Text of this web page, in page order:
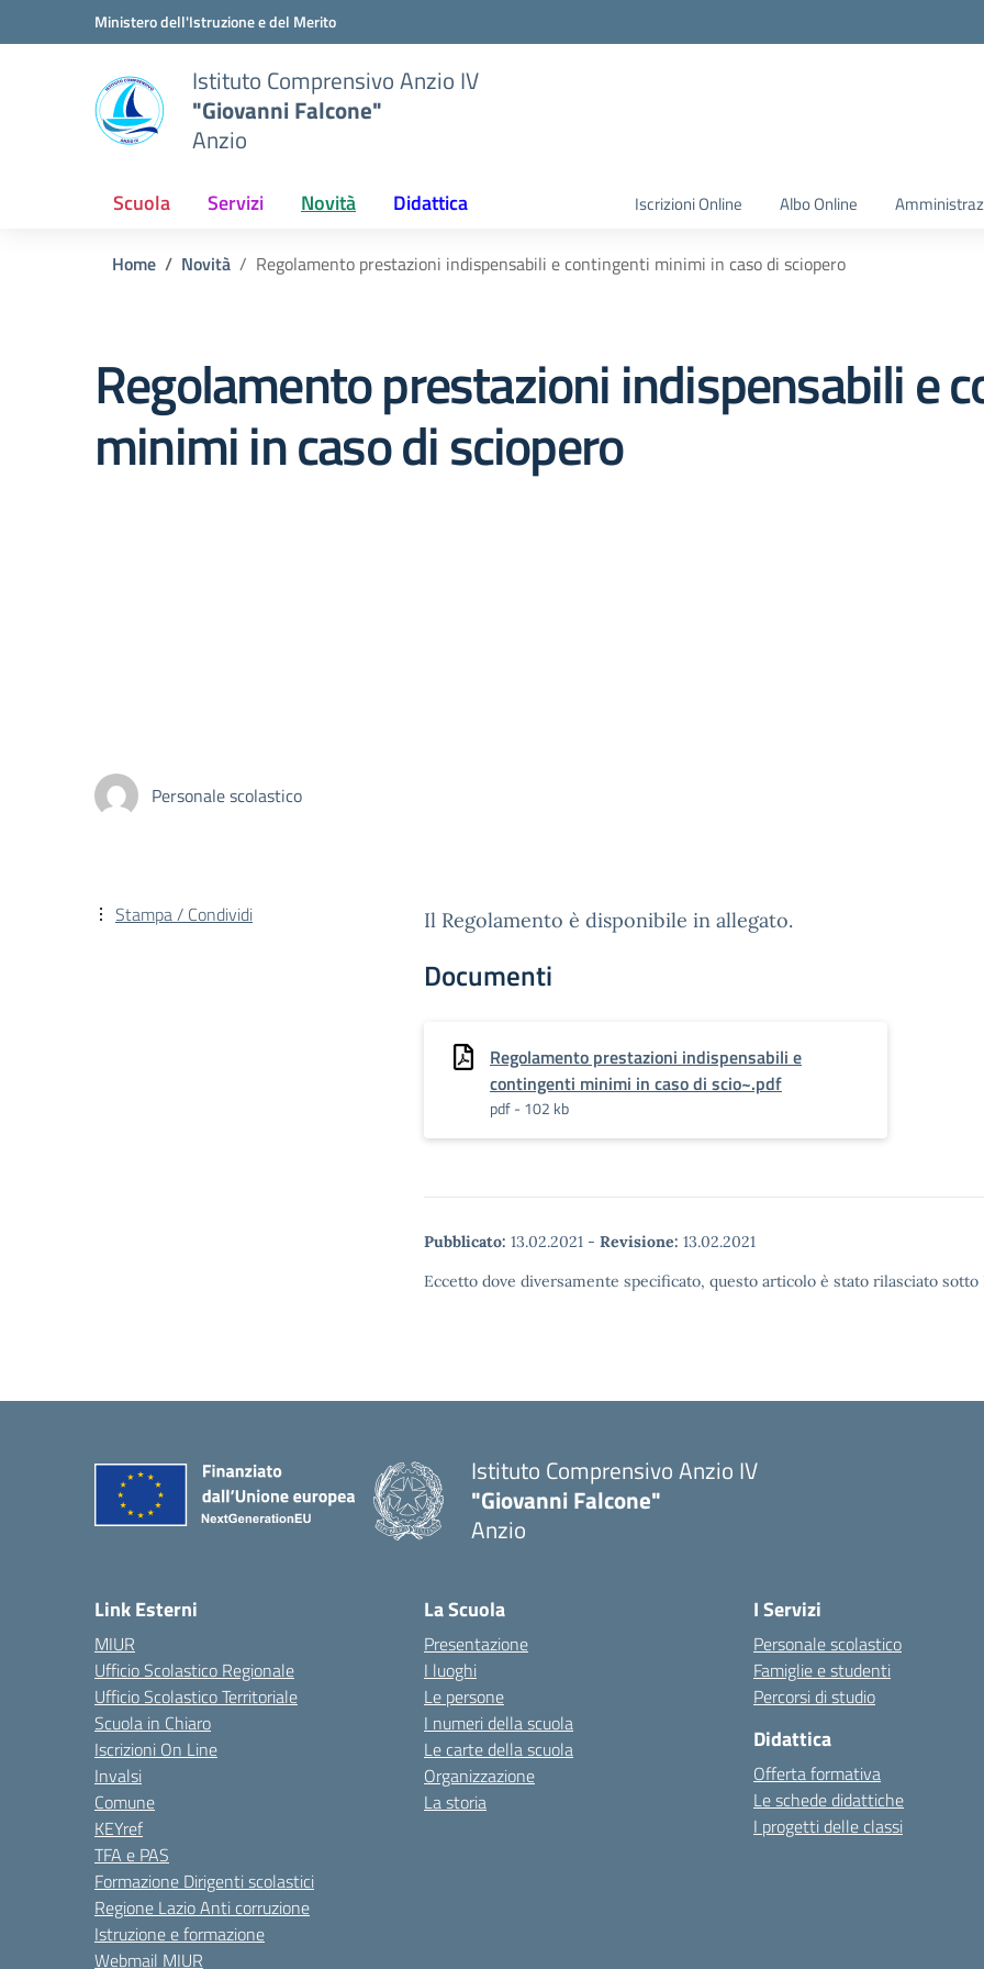
Vai ai contenuti
Vai al menu di navigazioneMinistero dell'Istruzione e del Merito
Istituto Comprensivo Anzio IV
"Giovanni Falcone"
Anzio
Scuola Servizi Novità Didattica Iscrizioni Online Albo Online
Home Novità Regolamento prestazioni indispensabili e contingenti minimi in caso di sciopero
Regolamento prestazioni indispensabili e
minimi in caso di sciopero
Personale scolastico
Il Regolamento è disponibile in allegato.
Documenti
Regolamento prestazioni indispensabili e
contingenti minimi in caso di scio~.pdf
pdf - 102 kb
Pubblicato: 13.02.2021 - Revisione: 13.02.2021
Eccetto dove diversamente specificato, questo articolo è stato rilasciato
Stampa / Condividi
Istituto Comprensivo Anzio IV
"Giovanni Falcone"
Anzio
Link Esterni
MIUR
Ufficio Scolastico Regionale
Ufficio Scolastico Territoriale
Scuola in Chiaro
Iscrizioni On Line
Invalsi
Comune
KEYref
TFA e PAS
Formazione Dirigenti scolastici
Regione Lazio Anti corruzione
Istruzione e formazione
Webmail MIUR
La Scuola
Presentazione
I luoghi
Le persone
I numeri della scuola
Le carte della scuola
Organizzazione
La storia
I Servizi
Personale scolastico
Famiglie e studenti
Percorsi di studio
Didattica
Offerta formativa
Le schede didattiche
I progetti delle classi